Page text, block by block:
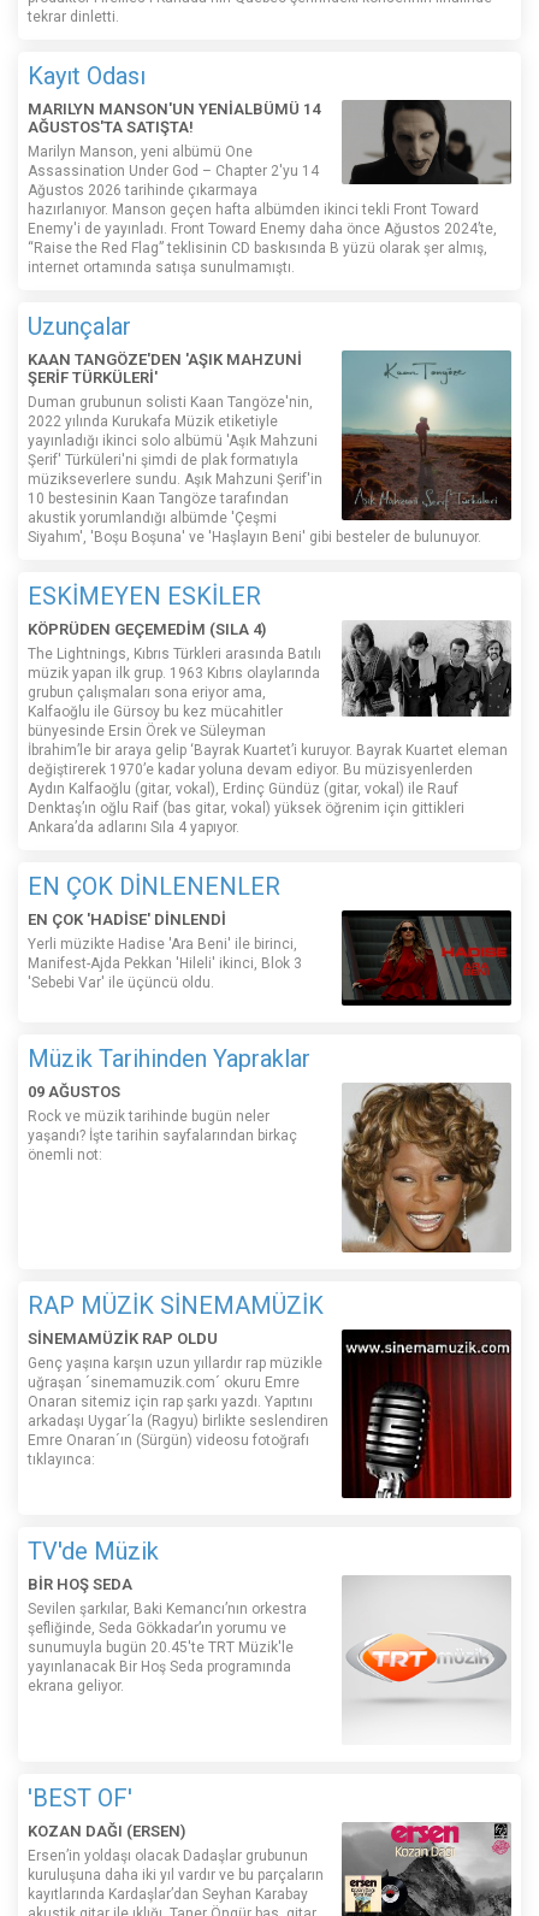
tekrar dinletti.
Kayıt Odası
MARILYN MANSON'UN YENİALBÜMÜ 14
AĞUSTOS'TA SATIŞTA!
Marilyn Manson, yeni albümü One
Assassination Under God – Chapter 2'yu 14
Ağustos 2026 tarihinde çıkarmaya
hazırlanıyor. Manson geçen hafta albümden ikinci tekli Front Toward
Enemy'i de yayınladı. Front Toward Enemy daha önce Ağustos 2024’te,
“Raise the Red Flag” teklisinin CD baskısında B yüzü olarak şer almış,
internet ortamında satışa sunulmamıştı.
Uzunçalar
KAAN TANGÖZE'DEN 'AŞIK MAHZUNİ
ŞERİF TÜRKÜLERİ'
Duman grubunun solisti Kaan Tangöze'nin,
2022 yılında Kurukafa Müzik etiketiyle
yayınladığı ikinci solo albümü 'Aşık Mahzuni
Şerif' Türküleri'ni şimdi de plak formatıyla
müzikseverlere sundu. Aşık Mahzuni Şerif'in
10 bestesinin Kaan Tangöze tarafından
akustik yorumlandığı albümde 'Çeşmi
Siyahım', 'Boşu Boşuna' ve 'Haşlayın Beni' gibi besteler de bulunuyor.
ESKİMEYEN ESKİLER
KÖPRÜDEN GEÇEMEDİM (SILA 4)
The Lightnings, Kıbrıs Türkleri arasında Batılı
müzik yapan ilk grup. 1963 Kıbrıs olaylarında
grubun çalışmaları sona eriyor ama,
Kalfaoğlu ile Gürsoy bu kez mücahitler
bünyesinde Ersin Örek ve Süleyman
İbrahim’le bir araya gelip ‘Bayrak Kuartet’i kuruyor. Bayrak Kuartet eleman
değiştirerek 1970’e kadar yoluna devam ediyor. Bu müzisyenlerden
Aydın Kalfaoğlu (gitar, vokal), Erdinç Gündüz (gitar, vokal) ile Rauf
Denktaş’ın oğlu Raif (bas gitar, vokal) yüksek öğrenim için gittikleri
Ankara’da adlarını Sıla 4 yapıyor.
EN ÇOK DİNLENENLER
EN ÇOK 'HADİSE' DİNLENDİ
Yerli müzikte Hadise 'Ara Beni' ile birinci,
Manifest-Ajda Pekkan 'Hileli' ikinci, Blok 3
'Sebebi Var' ile üçüncü oldu.
Müzik Tarihinden Yapraklar
09 AĞUSTOS
Rock ve müzik tarihinde bugün neler
yaşandı? İşte tarihin sayfalarından birkaç
önemli not:
RAP MÜZİK SİNEMAMÜZİK
SİNEMAMÜZİK RAP OLDU
Genç yaşına karşın uzun yıllardır rap müzikle
uğraşan ´sinemamuzik.com´ okuru Emre
Onaran sitemiz için rap şarkı yazdı. Yapıtını
arkadaşı Uygar´la (Ragyu) birlikte seslendiren
Emre Onaran´ın (Sürgün) videosu fotoğrafı
tıklayınca:
TV'de Müzik
BİR HOŞ SEDA
Sevilen şarkılar, Baki Kemancı’nın orkestra
şefliğinde, Seda Gökkadar’ın yorumu ve
sunumuyla bugün 20.45'te TRT Müzik'le
yayınlanacak Bir Hoş Seda programında
ekrana geliyor.
'BEST OF'
KOZAN DAĞI (ERSEN)
Ersen’in yoldaşı olacak Dadaşlar grubunun
kuruluşuna daha iki yıl vardır ve bu parçaların
kayıtlarında Kardaşlar’dan Seyhan Karabay